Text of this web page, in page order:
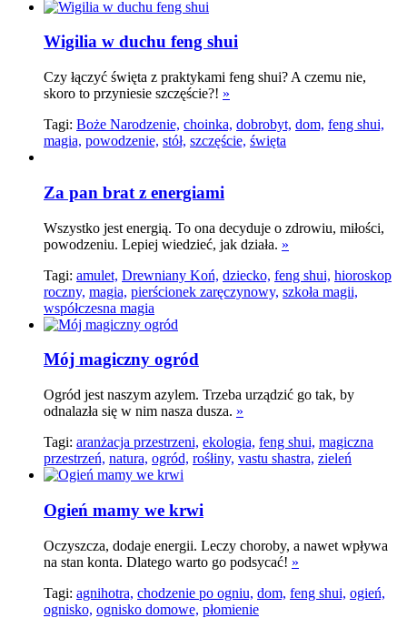
Wigilia w duchu feng shui
Czy łączyć święta z praktykami feng shui? A czemu nie,
skoro to przyniesie szczęście?! »
Tagi: Boże Narodzenie, choinka, dobrobyt, dom, feng shui,
magia, powodzenie, stół, szczęście, święta
Za pan brat z energiami
Wszystko jest energią. To ona decyduje o zdrowiu, miłości,
powodzeniu. Lepiej wiedzieć, jak działa. »
Tagi: amulet, Drewniany Koń, dziecko, feng shui, hioroskop
roczny, magia, pierścionek zaręczynowy, szkoła magii,
współczesna magia
Mój magiczny ogród
Ogród jest naszym azylem. Trzeba urządzić go tak, by
odnalazła się w nim nasza dusza. »
Tagi: aranżacja przestrzeni, ekologia, feng shui, magiczna
przestrzeń, natura, ogród, rośłiny, vastu shastra, zieleń
Ogień mamy we krwi
Oczyszcza, dodaje energii. Leczy choroby, a nawet wpływa
na stan konta. Dlatego warto go podsycać! »
Tagi: agnihotra, chodzenie po ogniu, dom, feng shui, ogień,
ognisko, ognisko domowe, płomienie